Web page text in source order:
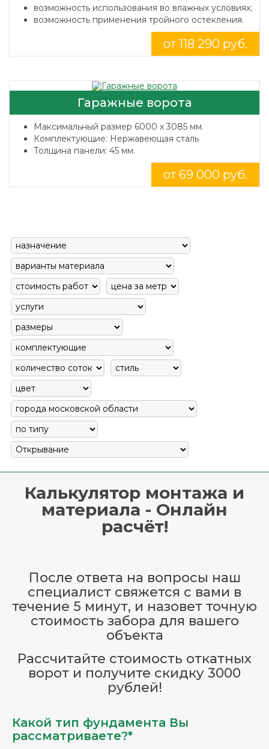
возможность использования во влажных условиях;
возможность применения тройного остекления.
от 118 290 руб.
Гаражные ворота
Максимальный размер 6000 x 3085 мм.
Комплектующие: Нержавеющая сталь
Толщина панели: 45 мм.
от 69 000 руб.
Калькулятор монтажа и
материала - Онлайн
расчёт!
После ответа на вопросы наш
специалист свяжется с вами в
течение 5 минут, и назовет точную
стоимость забора для вашего
объекта
Рассчитайте стоимость откатных
ворот и получите скидку 3000
рублей!
Какой тип фундамента Вы
рассматриваете?*